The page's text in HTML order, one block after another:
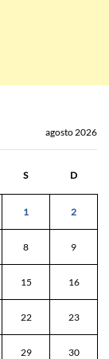
agosto 2026
S D
1 2
8 9
15 16
22 23
29 30